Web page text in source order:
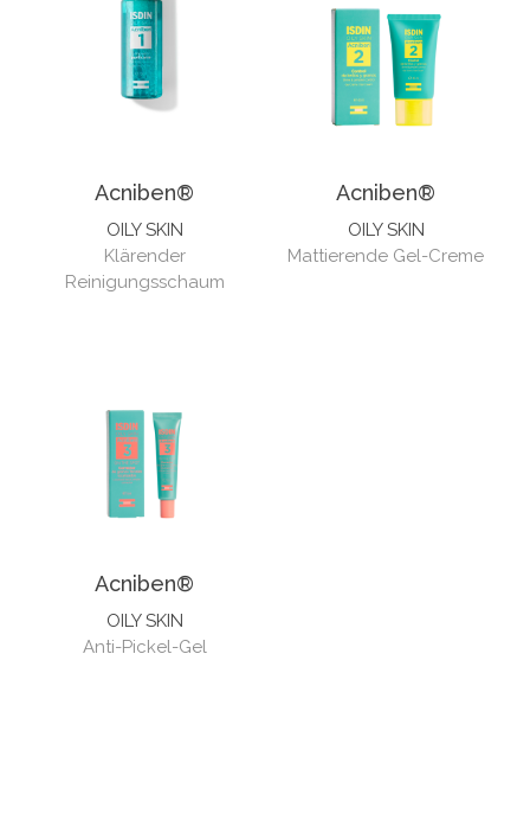
Acniben®
OILY SKIN
Klärender
Reinigungsschaum
Acniben®
OILY SKIN
Mattierende Gel-Creme
Acniben®
OILY SKIN
Anti-Pickel-Gel